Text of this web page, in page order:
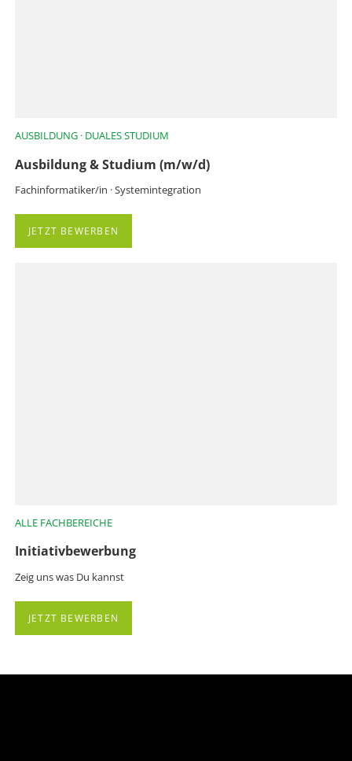
AUSBILDUNG · DUALES STUDIUM
Ausbildung & Studium (m/w/d)
Fachinformatiker/in · Systemintegration
JETZT BEWERBEN
ALLE FACHBEREICHE
Initiativbewerbung
Zeig uns was Du kannst
JETZT BEWERBEN